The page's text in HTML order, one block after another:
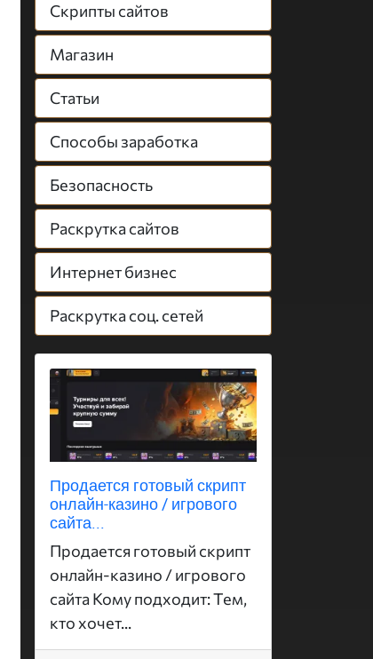
Скрипты сайтов
Магазин
Статьи
Способы заработка
Безопасность
Раскрутка сайтов
Интернет бизнес
Раскрутка соц. сетей
Продается готовый скрипт
онлайн-казино / игрового
сайта...
Продается готовый скрипт
онлайн-казино / игрового
сайта Кому подходит: Тем,
кто хочет...